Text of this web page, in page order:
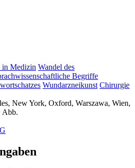
in Medizin Wandel des
Begriffe
New York, Oxford, Warszawa, Wien,